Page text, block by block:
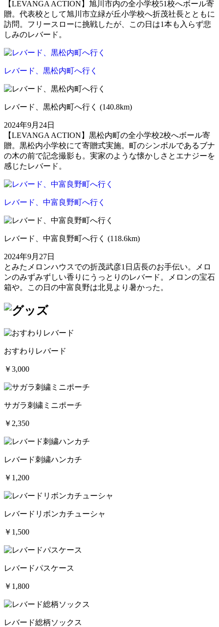
【LEVANGA ACTION】旭川市内の全小学校51校へボール寄
贈。代表校として旭川市立緑が丘小学校へ折茂社長とともに
訪問。フリースローに挑戦したが、この日は1本も入らず悲
しみのレバード。
レバード、黒松内町へ行く
レバード、黒松内町へ行く (140.8km)
2024年9月24日
【LEVANGA ACTION】黒松内町の全小学校2校へボール寄
贈。黒松内小学校にて寄贈式実施。町のシンボルであるブナ
の木の前で記念撮影も。実家のような懐かしさとエナジーを
感じたレバード。
レバード、中富良野町へ行く
レバード、中富良野町へ行く (118.6km)
2024年9月27日
とみたメロンハウスでの折茂武彦1日店長のお手伝い。メロ
ンのみずみずしい香りにうっとりのレバード。メロンの宝石
箱や。この日の中富良野は北見より暑かった。
おすわりレバード
￥3,000
サガラ刺繍ミニポーチ
￥2,350
レバード刺繍ハンカチ
￥1,200
レバードリボンカチューシャ
￥1,500
レバードパスケース
￥1,800
レバード総柄ソックス